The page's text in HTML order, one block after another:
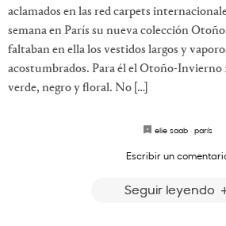
aclamados en las red carpets
semana en París su nueva colección
faltaban en ella los vestidos largos y
acostumbrados. Para él el Otoño-Invierno
verde, negro y floral. No […]
elie saab · parís
Escribir un
Seguir leyendo